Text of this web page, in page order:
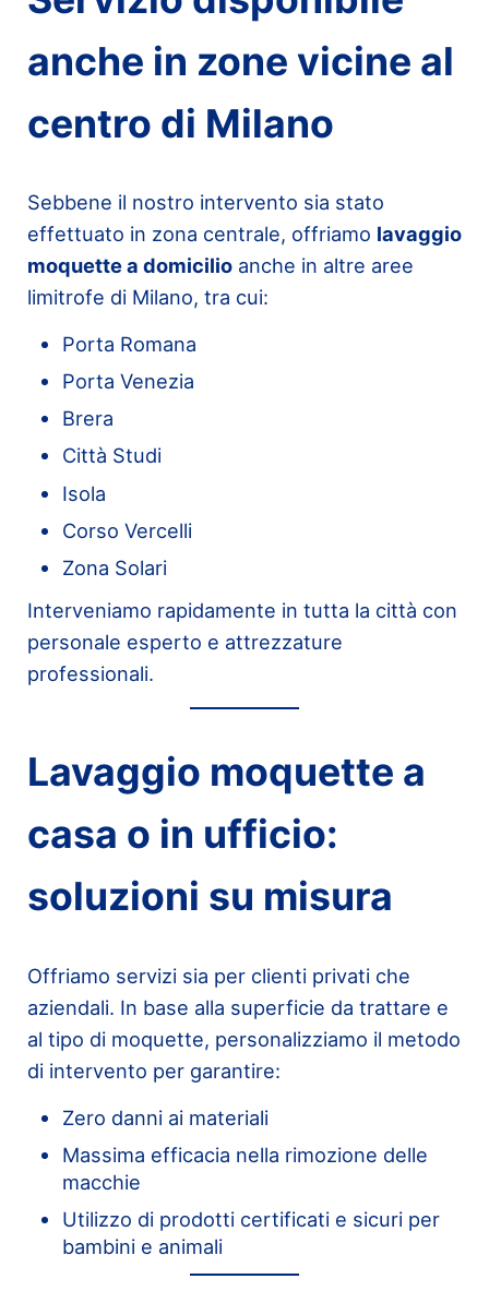
anche in zone vicine al
centro di Milano
Sebbene il nostro intervento sia stato
effettuato in zona centrale, offriamo lavaggio
moquette a domicilioanche in altre aree
limitrofe di Milano, tra cui:
Porta Romana
Porta Venezia
Brera
Città Studi
Isola
Corso Vercelli
Zona Solari
Interveniamo rapidamente in tutta la città con
personale esperto e attrezzature
professionali.
Lavaggio moquette a
casa o in ufficio:
soluzioni su misura
Offriamo servizi sia per clienti privati che
aziendali. In base alla superficie da trattare e
al tipo di moquette, personalizziamo il metodo
di intervento per garantire:
Zero danni ai materiali
Massima efficacia nella rimozione delle
macchie
Utilizzo di prodotti certificati e sicuri per
bambini e animali